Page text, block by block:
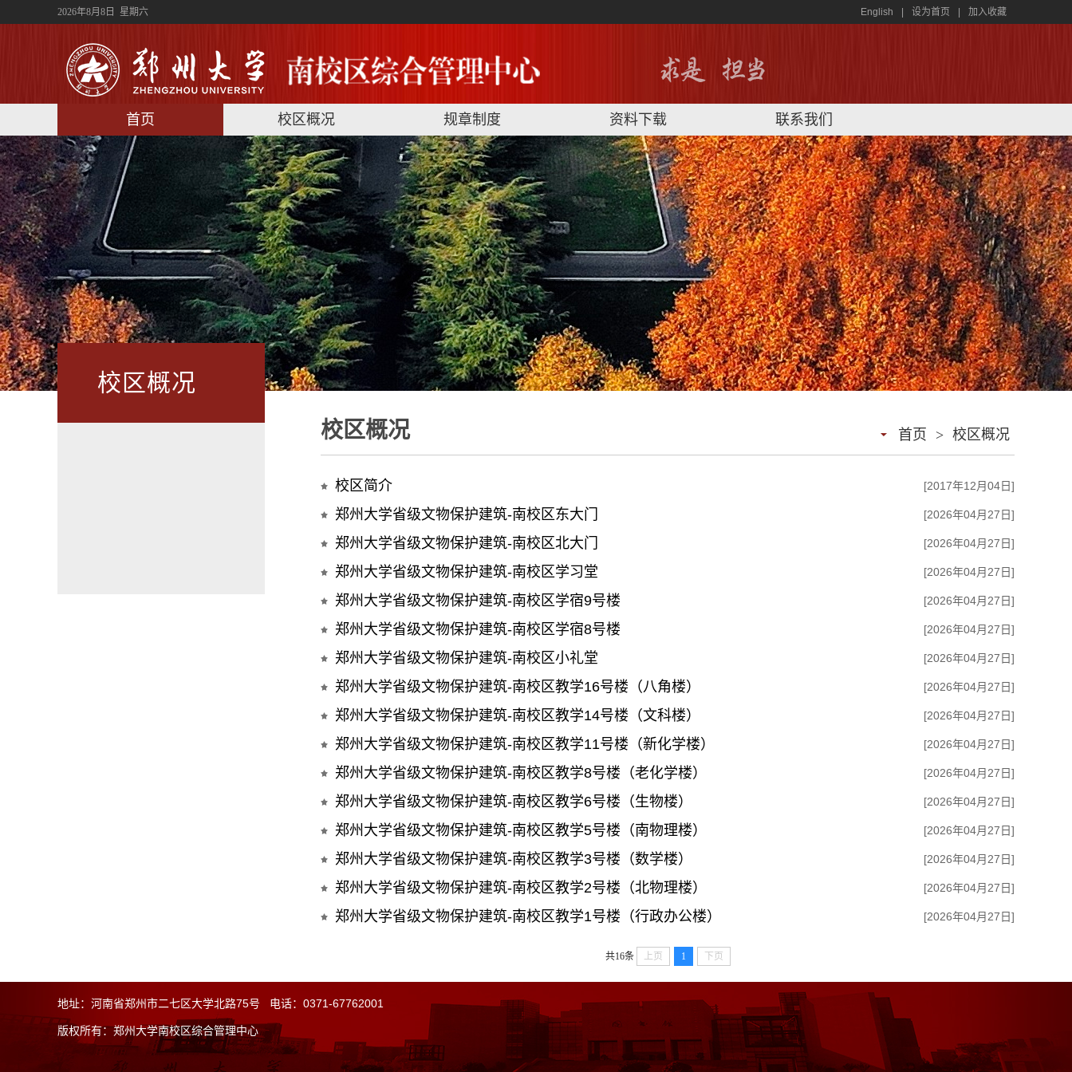
2026年8月8日 星期六 English 设为首页 加入收藏
首页 校区概况 规章制度 资料下载 联系我们
校区概况
校区概况 首页 > 校区概况
校区简介 [2017年12月04日]
郑州大学省级文物保护建筑-南校区东大门 [2026年04月27日]
郑州大学省级文物保护建筑-南校区北大门 [2026年04月27日]
郑州大学省级文物保护建筑-南校区学习堂 [2026年04月27日]
郑州大学省级文物保护建筑-南校区学宿9号楼 [2026年04月27日]
郑州大学省级文物保护建筑-南校区学宿8号楼 [2026年04月27日]
郑州大学省级文物保护建筑-南校区小礼堂 [2026年04月27日]
郑州大学省级文物保护建筑-南校区教学16号楼（八角楼） [2026年04月27日]
郑州大学省级文物保护建筑-南校区教学14号楼（文科楼） [2026年04月27日]
郑州大学省级文物保护建筑-南校区教学11号楼（新化学楼） [2026年04月27日]
郑州大学省级文物保护建筑-南校区教学8号楼（老化学楼） [2026年04月27日]
郑州大学省级文物保护建筑-南校区教学6号楼（生物楼） [2026年04月27日]
郑州大学省级文物保护建筑-南校区教学5号楼（南物理楼） [2026年04月27日]
郑州大学省级文物保护建筑-南校区教学3号楼（数学楼） [2026年04月27日]
郑州大学省级文物保护建筑-南校区教学2号楼（北物理楼） [2026年04月27日]
郑州大学省级文物保护建筑-南校区教学1号楼（行政办公楼） [2026年04月27日]
共16条 上页 1 下页
地址：河南省郑州市二七区大学北路75号 电话：0371-67762001
版权所有：郑州大学南校区综合管理中心